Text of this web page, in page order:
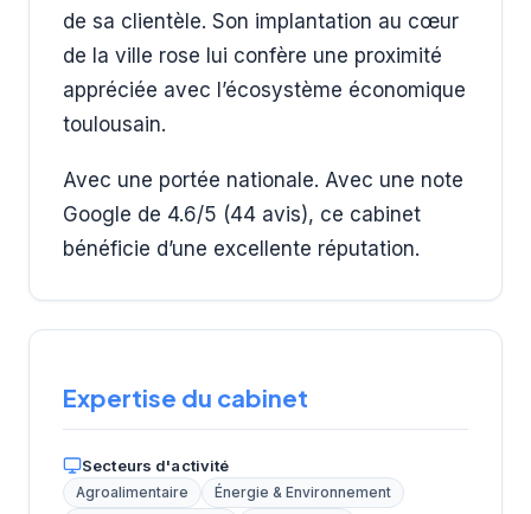
de sa clientèle. Son implantation au cœur
de la ville rose lui confère une proximité
appréciée avec l’écosystème économique
toulousain.
Avec une portée nationale. Avec une note
Google de 4.6/5 (44 avis), ce cabinet
bénéficie d’une excellente réputation.
Expertise du cabinet
Secteurs d'activité
Agroalimentaire
Énergie & Environnement